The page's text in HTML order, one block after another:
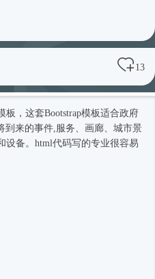
13
板 ，这套Bootstrap模板适合政府
到来的事件,服务、画廊、城市景
设备。html代码写的专业很容易